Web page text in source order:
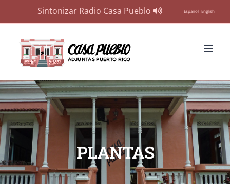
Sintonizar Radio Casa Pueblo Español English
content
PLANTAS